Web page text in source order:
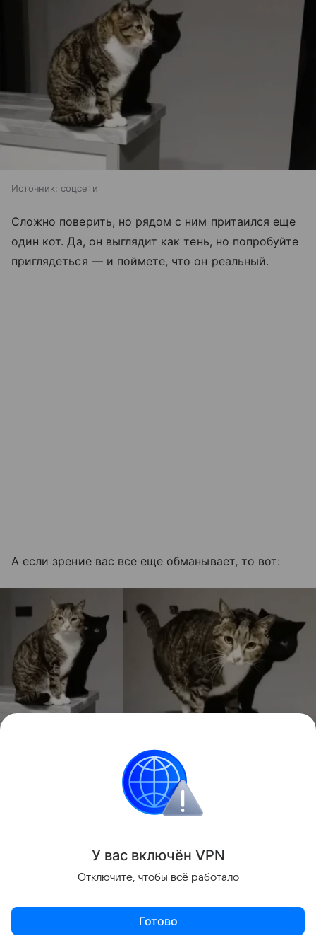
Источник: соцсети
Сложно поверить, но рядом с ним притаился еще
один кот. Да, он выглядит как тень, но попробуйте
приглядеться — и поймете, что он реальный.
А если зрение вас все еще обманывает, то вот:
Актуальное Топ дня Видео Приложение
У вас включён VPN
Отключите, чтобы всё работало
Готово